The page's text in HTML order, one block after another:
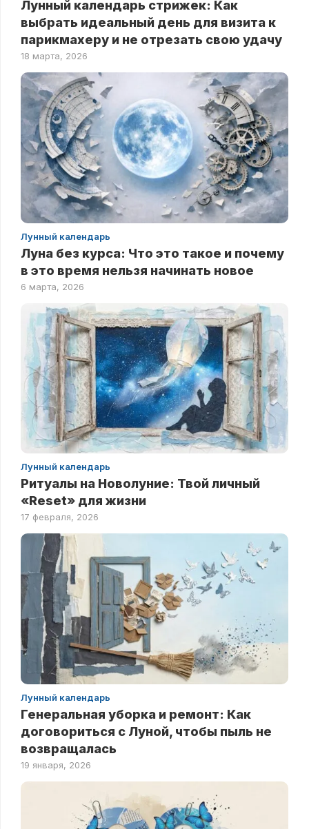
Лунный календарь стрижек: Как
выбрать идеальный день для визита к
парикмахеру и не отрезать свою удачу
18 марта, 2026
Лунный календарь
Луна без курса: Что это такое и почему
в это время нельзя начинать новое
6 марта, 2026
Лунный календарь
Ритуалы на Новолуние: Твой личный
«Reset» для жизни
17 февраля, 2026
Лунный календарь
Генеральная уборка и ремонт: Как
договориться с Луной, чтобы пыль не
возвращалась
19 января, 2026